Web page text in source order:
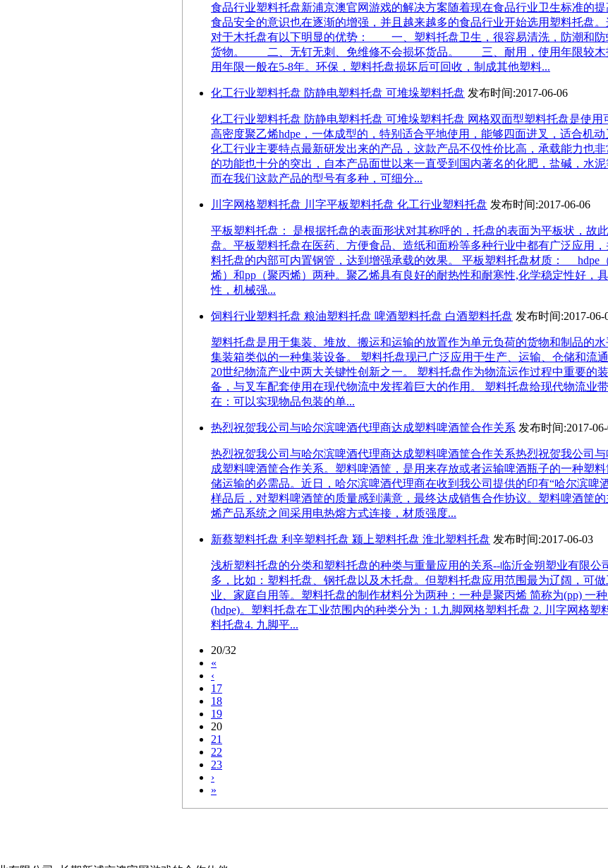
食品行业塑料托盘新浦京澳官网游戏的解决方案随着现在食品行业卫生标准的
食品安全的意识也在逐渐的增强，并且越来越多的食品行业开始选用塑料托盘
对于木托盘有以下明显的优势： 一、塑料托盘卫生，很容易清洗，防潮和防
货物。 二、无钉无刺、免维修不会损坏货品。 三、耐用，使用年限较木
用年限一般在5-8年。环保，塑料托盘损坏后可回收，制成其他塑料...
化工行业塑料托盘 防静电塑料托盘 可堆垛塑料托盘 发布时间:2017-06-06
化工行业塑料托盘 防静电塑料托盘 可堆垛塑料托盘 网格双面型塑料托盘是使用
高密度聚乙烯hdpe，一体成型的，特别适合平地使用，能够四面进叉，适合机
化工行业主要特点最新研发出来的产品，这款产品不仅性价比高，承载能力也
的功能也十分的突出，自本产品面世以来一直受到国内著名的化肥，盐碱，水泥
而在我们这款产品的型号有多种，可细分...
川字网格塑料托盘 川字平板塑料托盘 化工行业塑料托盘 发布时间:2017-06-06
平板塑料托盘： 是根据托盘的表面形状对其称呼的，托盘的表面为平板状，故
盘。平板塑料托盘在医药、方便食品、造纸和面粉等多种行业中都有广泛应用
料托盘的内部可内置钢管，达到增强承载的效果。 平板塑料托盘材质： hdpe
烯）和pp（聚丙烯）两种。聚乙烯具有良好的耐热性和耐寒性,化学稳定性好，
性，机械强...
饲料行业塑料托盘 粮油塑料托盘 啤酒塑料托盘 白酒塑料托盘 发布时间:2017-06-
塑料托盘是用于集装、堆放、搬运和运输的放置作为单元负荷的货物和制品的
集装箱类似的一种集装设备。 塑料托盘现已广泛应用于生产、运输、仓储和流
20世纪物流产业中两大关键性创新之一。 塑料托盘作为物流运作过程中重要的
备，与叉车配套使用在现代物流中发挥着巨大的作用。 塑料托盘给现代物流业
在：可以实现物品包装的单...
热烈祝贺我公司与哈尔滨啤酒代理商达成塑料啤酒筐合作关系 发布时间:2017-
热烈祝贺我公司与哈尔滨啤酒代理商达成塑料啤酒筐合作关系热烈祝贺我公司
成塑料啤酒筐合作关系。塑料啤酒筐，是用来存放或者运输啤酒瓶子的一种塑
储运输的必需品。近日，哈尔滨啤酒代理商在收到我公司提供的印有“哈尔滨啤
样品后，对塑料啤酒筐的质量感到满意，最终达成销售合作协议。塑料啤酒筐
烯产品系统之间采用电热熔方式连接，材质强度...
新蔡塑料托盘 利辛塑料托盘 颍上塑料托盘 淮北塑料托盘 发布时间:2017-06-03
浅析塑料托盘的分类和塑料托盘的种类与重量应用的关系--临沂金朔塑业有限公
多，比如：塑料托盘、钢托盘以及木托盘。但塑料托盘应用范围最为辽阔，可
业、家庭自用等。塑料托盘的制作材料分为两种：一种是聚丙烯 简称为(pp) 一
(hdpe)。塑料托盘在工业范围内的种类分为：1.九脚网格塑料托盘 2. 川字网格塑
料托盘4. 九脚平...
20/32
«
‹
17
18
19
20
21
22
23
›
»